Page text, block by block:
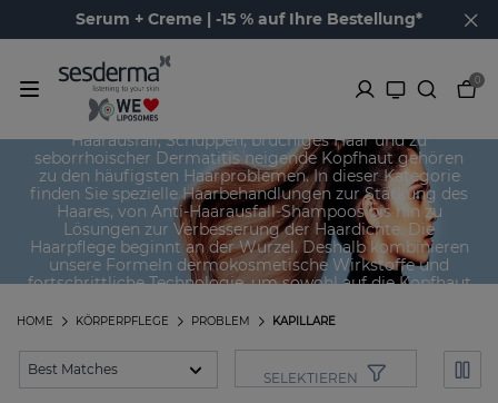
Serum + Creme | -15 % auf Ihre Bestellung*
0
Haarausfall, Schuppen, brüchiges Haar und zu
seborrhoischer Dermatitis neigende Kopfhaut gehören
zu den häufigsten Haarproblemen. In dieser Kategorie
finden Sie spezielle Haarbehandlungen zur Stärkung des
Haares, von Anti-Haarausfall-Shampoos bis hin zu
Lösungen zur Verbesserung der Haardichte. Die
Haarpflege beginnt an der Wurzel. Deshalb kombinieren
unsere Formeln dermokosmetische Wirkstoffe und
fortschrittliche Technologie, um sowohl auf die Kopfhaut
KAPILLARE
PROBLEM
KÖRPERPFLEGE
HOME
SELEKTIEREN